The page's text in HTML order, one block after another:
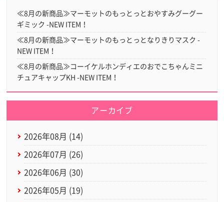
≪8月の新商品≫マーモットのもっとっとおやすみグーグー
ギミック -NEW ITEM！
≪8月の新商品≫マーモットのもっとっとなりきりマスク -
NEW ITEM！
≪8月の新商品≫コーイケルホンディエのおでこちゃんミニ
チュアキャップKH -NEW ITEM！
アーカイブ
2026年08月 (14)
2026年07月 (26)
2026年06月 (30)
2026年05月 (19)